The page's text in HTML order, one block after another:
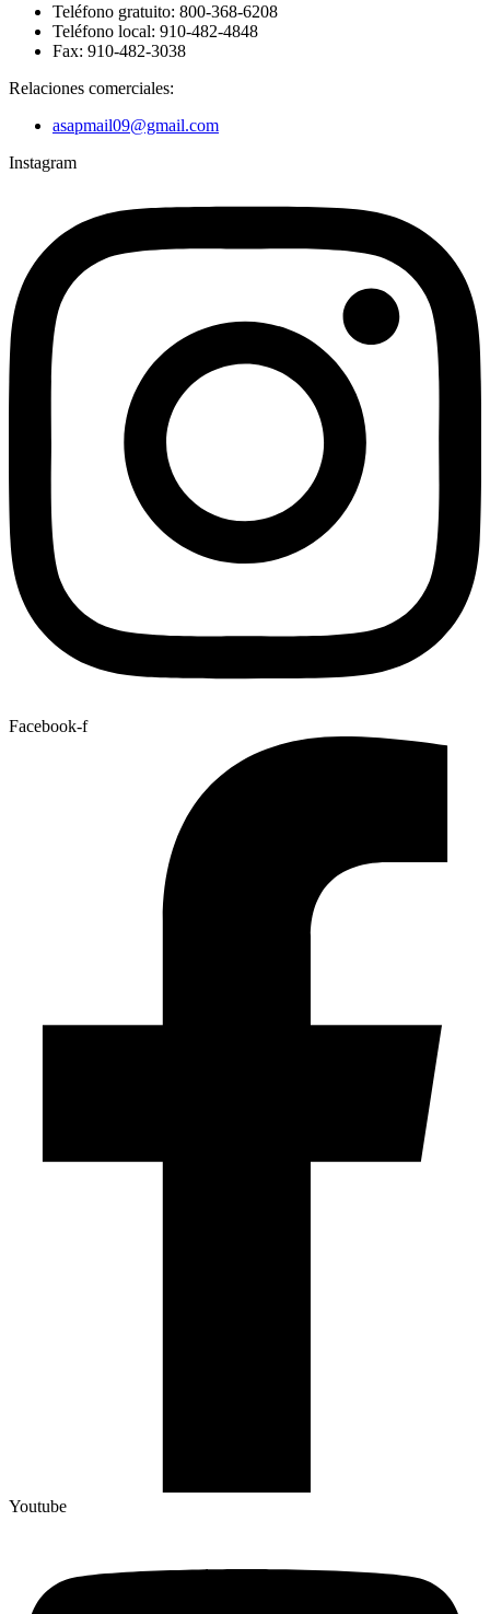
Teléfono gratuito: 800-368-6208
Teléfono local: 910-482-4848
Fax: 910-482-3038
Relaciones comerciales:
asapmail09@gmail.com
Instagram
Facebook-f
Youtube